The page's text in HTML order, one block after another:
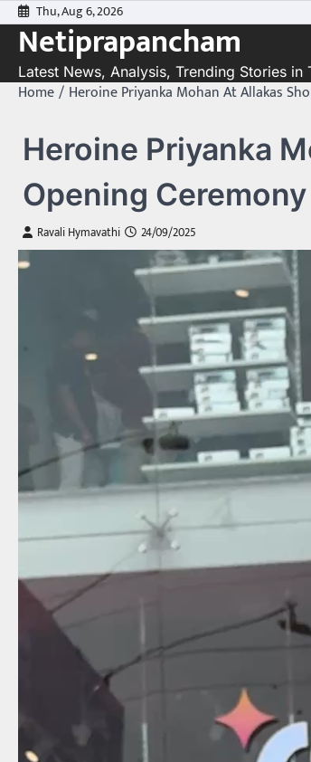
Skip
to
content
Thu, Aug 6, 2026
Netiprapancham
Latest News, Analysis, Trending Stories in
Home Heroine Priyanka Mohan At Allakas
Heroine Priyanka
Opening
Ravali Hymavathi 24/09/2025